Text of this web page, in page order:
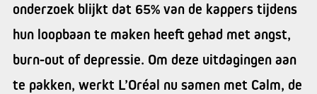
onderzoek blijkt dat 65% van de kappers tijdens
hun loopbaan te maken heeft gehad met angst,
burn-out of depressie. Om deze uitdagingen aan
te pakken, werkt L’Oréal nu samen met Calm, de